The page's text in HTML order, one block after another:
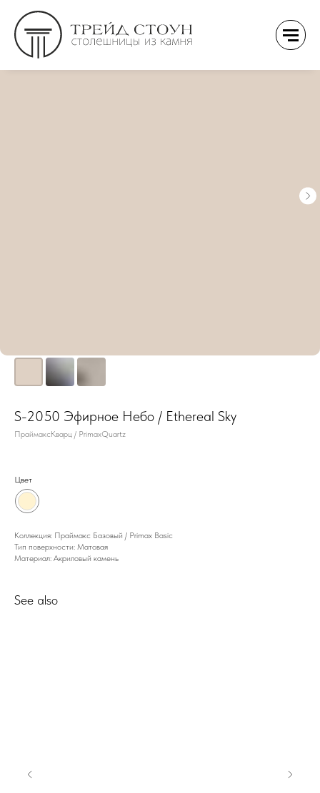
S-2050 Эфирное Небо / Ethereal Sky
ПраймаксКварц / PrimaxQuartz
Цвет
Коллекция: Праймакс Базовый / Primax Basic
Тип поверхности: Матовая
Материал: Акриловый камень
See also